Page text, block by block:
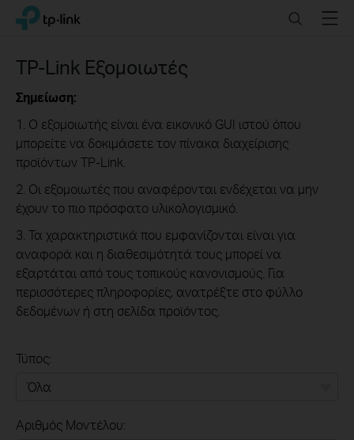
Click
the
navigation
bar
TP-Link, Reliably Smart SearchMenu
TP-Link Εξομοιωτές
Σημείωση:
1. Ο εξομοιωτής είναι ένα εικονικό GUI ιστού όπου
μπορείτε να δοκιμάσετε τον πίνακα διαχείρισης
προϊόντων TP-Link.
2. Οι εξομοιωτές που αναφέρονται ενδέχεται να μην
έχουν το πιο πρόσφατο υλικολογισμικό.
3. Τα χαρακτηριστικά που εμφανίζονται είναι για
αναφορά και η διαθεσιμότητά τους μπορεί να
εξαρτάται από τους τοπικούς κανονισμούς. Για
περισσότερες πληροφορίες, ανατρέξτε στο φύλλο
δεδομένων ή στη σελίδα προϊόντος.
Τύπος:
Αριθμός Μοντέλου: